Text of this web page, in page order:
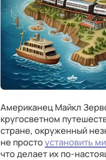
Американец Майкл
кругосветном
стране, окруженный
не просто установить
что делает их по-